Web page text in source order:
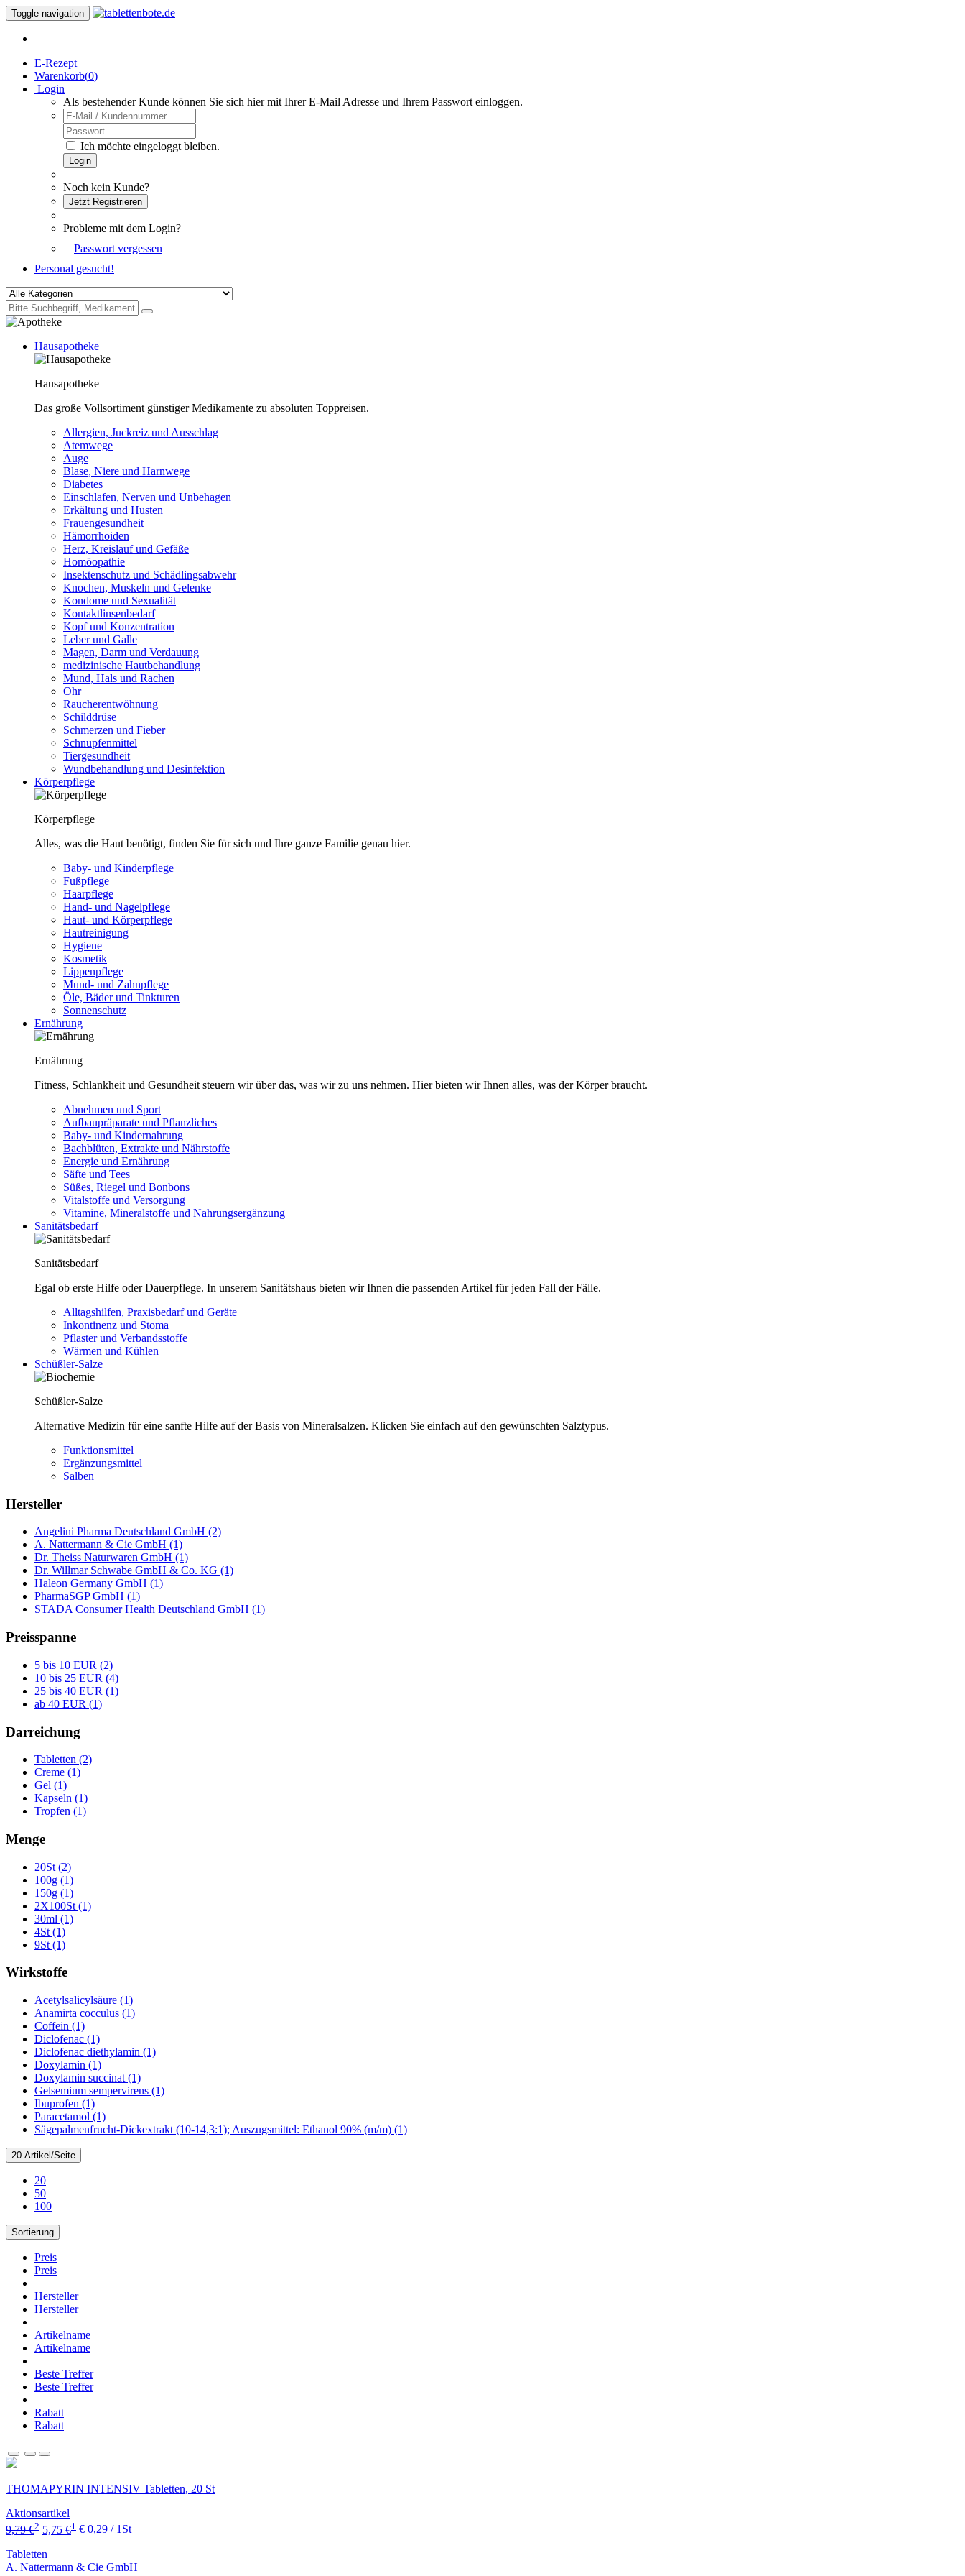
Toggle navigation
E-Rezept
Warenkorb(0)
Login
Als bestehender Kunde können Sie sich hier mit Ihrer E-Mail Adresse und Ihrem Passwort einloggen.
Ich möchte eingeloggt bleiben.
Login
Noch kein Kunde?
Jetzt Registrieren
Probleme mit dem Login?
Passwort vergessen
Personal gesucht!
Hausapotheke
Hausapotheke
Das große Vollsortiment günstiger Medikamente zu absoluten Toppreisen.
Allergien, Juckreiz und Ausschlag
Atemwege
Auge
Blase, Niere und Harnwege
Diabetes
Einschlafen, Nerven und Unbehagen
Erkältung und Husten
Frauengesundheit
Hämorrhoiden
Herz, Kreislauf und Gefäße
Homöopathie
Insektenschutz und Schädlingsabwehr
Knochen, Muskeln und Gelenke
Kondome und Sexualität
Kontaktlinsenbedarf
Kopf und Konzentration
Leber und Galle
Magen, Darm und Verdauung
medizinische Hautbehandlung
Mund, Hals und Rachen
Ohr
Raucherentwöhnung
Schilddrüse
Schmerzen und Fieber
Schnupfenmittel
Tiergesundheit
Wundbehandlung und Desinfektion
Körperpflege
Körperpflege
Alles, was die Haut benötigt, finden Sie für sich und Ihre ganze Familie genau hier.
Baby- und Kinderpflege
Fußpflege
Haarpflege
Hand- und Nagelpflege
Haut- und Körperpflege
Hautreinigung
Hygiene
Kosmetik
Lippenpflege
Mund- und Zahnpflege
Öle, Bäder und Tinkturen
Sonnenschutz
Ernährung
Ernährung
Fitness, Schlankheit und Gesundheit steuern wir über das, was wir zu uns nehmen. Hier bieten wir Ihnen alles, was der Körper braucht.
Abnehmen und Sport
Aufbaupräparate und Pflanzliches
Baby- und Kindernahrung
Bachblüten, Extrakte und Nährstoffe
Energie und Ernährung
Säfte und Tees
Süßes, Riegel und Bonbons
Vitalstoffe und Versorgung
Vitamine, Mineralstoffe und Nahrungsergänzung
Sanitätsbedarf
Sanitätsbedarf
Egal ob erste Hilfe oder Dauerpflege. In unserem Sanitätshaus bieten wir Ihnen die passenden Artikel für jeden Fall der Fälle.
Alltagshilfen, Praxisbedarf und Geräte
Inkontinenz und Stoma
Pflaster und Verbandsstoffe
Wärmen und Kühlen
Schüßler-Salze
Schüßler-Salze
Alternative Medizin für eine sanfte Hilfe auf der Basis von Mineralsalzen. Klicken Sie einfach auf den gewünschten Salztypus.
Funktionsmittel
Ergänzungsmittel
Salben
Hersteller
Angelini Pharma Deutschland GmbH (2)
A. Nattermann & Cie GmbH (1)
Dr. Theiss Naturwaren GmbH (1)
Dr. Willmar Schwabe GmbH & Co. KG (1)
Haleon Germany GmbH (1)
PharmaSGP GmbH (1)
STADA Consumer Health Deutschland GmbH (1)
Preisspanne
5 bis 10 EUR (2)
10 bis 25 EUR (4)
25 bis 40 EUR (1)
ab 40 EUR (1)
Darreichung
Tabletten (2)
Creme (1)
Gel (1)
Kapseln (1)
Tropfen (1)
Menge
20St (2)
100g (1)
150g (1)
2X100St (1)
30ml (1)
4St (1)
9St (1)
Wirkstoffe
Acetylsalicylsäure (1)
Anamirta cocculus (1)
Coffein (1)
Diclofenac (1)
Diclofenac diethylamin (1)
Doxylamin (1)
Doxylamin succinat (1)
Gelsemium sempervirens (1)
Ibuprofen (1)
Paracetamol (1)
Sägepalmenfrucht-Dickextrakt (10-14,3:1); Auszugsmittel: Ethanol 90% (m/m) (1)
20 Artikel/Seite
20
50
100
Sortierung
Preis
Preis
Hersteller
Hersteller
Artikelname
Artikelname
Beste Treffer
Beste Treffer
Rabatt
Rabatt
THOMAPYRIN INTENSIV Tabletten, 20 St
Aktionsartikel
9,79 €2 5,75 €1 € 0,29 / 1St
Tabletten
A. Nattermann & Cie GmbH